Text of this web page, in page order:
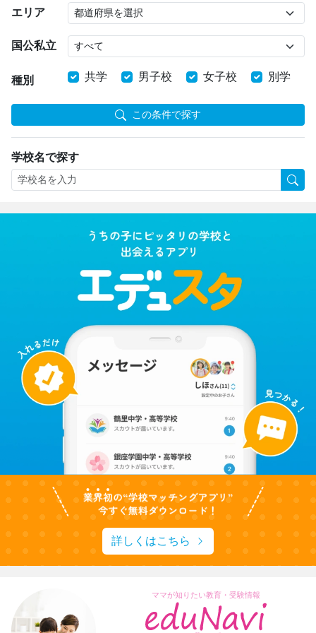
エリア
国公私立
種別 共学 男子校 女子校 別学
この条件で探す
学校名で探す
詳しくはこちら
ママが知りたい教育・受験情報